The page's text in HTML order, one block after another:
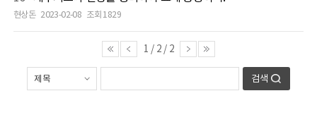
현상돈 2023-02-08 조회 1829
1 / 2 / 2
검색